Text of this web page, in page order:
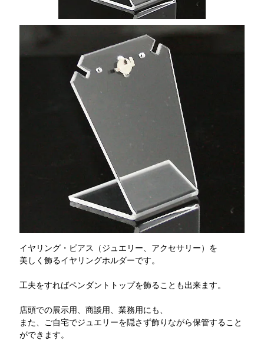
イヤリング・ピアス（ジュエリー、アクセサリー）を
美しく飾るイヤリングホルダーです。
工夫をすればペンダントトップを飾ることも出来ます。
店頭での展示用、商談用、業務用にも、
また、ご自宅でジュエリーを隠さず飾りながら保管すること
ができます。